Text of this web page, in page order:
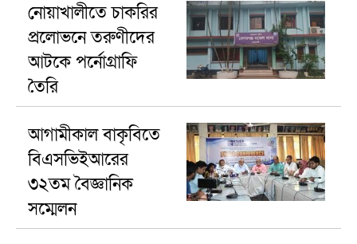
নোয়াখালীতে চাকরির
প্রলোভনে তরুণীদের
আটকে পর্নোগ্রাফি
তৈরি
আগামীকাল বাকৃবিতে
বিএসভিইআরের
৩২তম বৈজ্ঞানিক
সম্মেলন